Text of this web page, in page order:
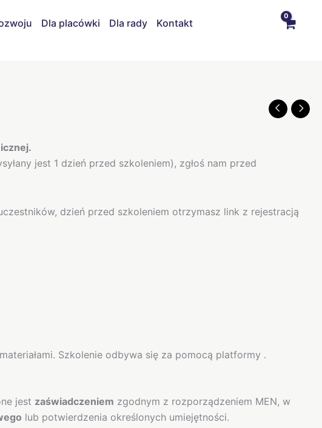
Dla placówki Dla rady
Kontakt
jest 1 dzień przed szkoleniem), zgłoś nam przed
dzień przed szkoleniem otrzymasz link z rejestracją
Szkolenie odbywa się za pomocą platformy .
jest zaświadczeniem zgodnym z rozporządzeniem MEN, w
lub potwierdzenia określonych umiejętności.